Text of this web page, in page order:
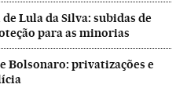
Lula da Silva: subidas de
para as minorias
Bolsonaro: privatizações e